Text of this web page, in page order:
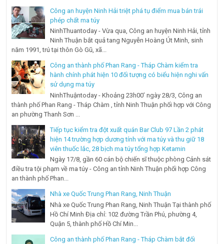
Công an huyện Ninh Hải triệt phá tụ điểm mua bán trái
phép chất ma túy
NinhThuantoday - Vừa qua, Công an huyện Ninh Hải, tỉnh
Ninh Thuận bắt quả tang Nguyễn Hoàng Út Minh, sinh
năm 1991, trú tại thôn Gò Gũ, xã...
Công an thành phố Phan Rang - Tháp Chàm kiểm tra
hành chính phát hiện 10 đối tượng có biểu hiện nghi vấn
sử dụng ma túy
NinhThuậntoday - Khoảng 23h00’ ngày 28/3, Công an
thành phố Phan Rang - Tháp Chàm , tỉnh Ninh Thuận phối hợp với Công
an phường Thanh Sơn ...
Tiếp tục kiểm tra đột xuất quán Bar Club 97 Lần 2 phát
hiện 14 trường hợp dương tính với ma túy và thu giữ 18
viên thuốc lắc, 28 bịch ma túy tổng hợp Ketamin
Ngày 17/8, gần 60 cán bộ chiến sĩ thuộc phòng Cảnh sát
điều tra tội phạm về ma túy - Công an tỉnh Ninh Thuận phối hợp Công
an thành phố Phan...
Nhà xe Quốc Trung Phan Rang, Ninh Thuận
Nhà xe Quốc Trung Phan Rang, Ninh Thuận Tại thành phố
Hồ Chí Minh Địa chỉ: 102 đường Trần Phú, phường 4,
Quận 5, thành phố Hồ Chí Min...
Công an thành phố Phan Rang - Tháp Chàm bắt đối